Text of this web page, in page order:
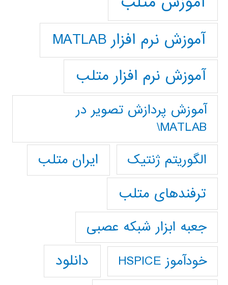
آموزش نرم افزار MATLAB
آموزش نرم افزار متلب
آموزش پردازش تصوير در
MATLAB\
الگوریتم ژنتیک
ایران متلب
ترفندهای متلب
جعبه ابزار شبکه عصبی
خودآموز HSPICE دانلود